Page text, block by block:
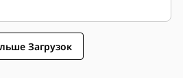
Загрузок